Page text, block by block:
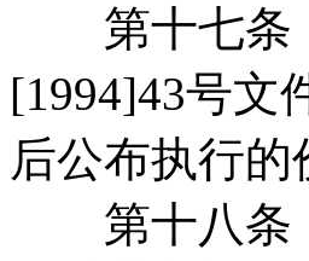
第十七条
[1994]43号文
后公布执行的
第十八条